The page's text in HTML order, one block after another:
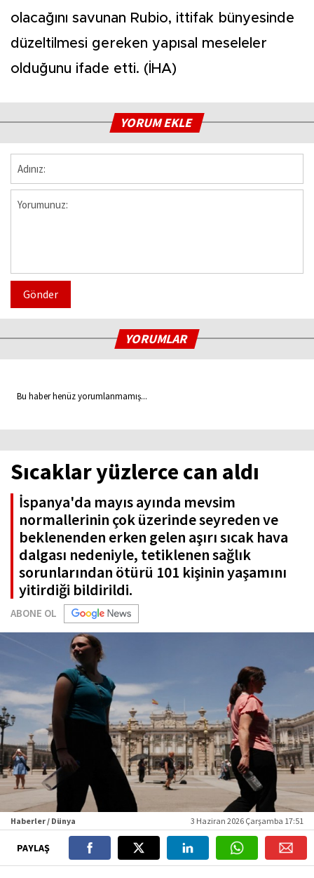
olacağını savunan Rubio, ittifak bünyesinde
düzeltilmesi gereken yapısal meseleler
olduğunu ifade etti. (İHA)
YORUM EKLE
Gönder
YORUMLAR
Bu haber henüz yorumlanmamış...
Sıcaklar yüzlerce can aldı
İspanya'da mayıs ayında mevsim
normallerinin çok üzerinde seyreden ve
beklenenden erken gelen aşırı sıcak hava
dalgası nedeniyle, tetiklenen sağlık
sorunlarından ötürü 101 kişinin yaşamını
yitirdiği bildirildi.
ABONE OL
Haberler / Dünya 3 Haziran 2026 Çarşamba 17:51
PAYLAŞ